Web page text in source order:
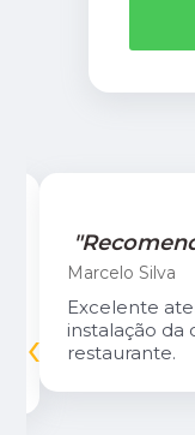
Marcelo Silva
Excelente
instalação da
restaurante.
‹